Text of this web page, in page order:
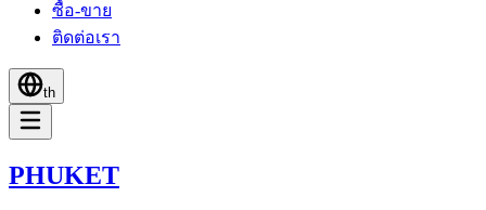
ซื้อ-ขาย
ติดต่อเรา
th
PHUKET